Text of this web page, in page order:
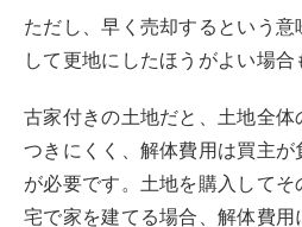
ただし、早く売却するという
して更地にしたほうがよい場合
古家付きの土地だと、土地全
つきにくく、解体費用は買主が
が必要です。土地を購入してそ
宅で家を建てる場合、解体費用